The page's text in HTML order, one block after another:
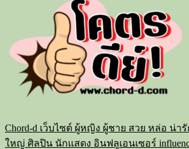
Chord-d เว็บไซต์ ผู้หญิง ผู้ชาย สวย หล่อ น่า
ใหญ่ ศิลปิน นักแสดง อินฟลูเอนเซอร์